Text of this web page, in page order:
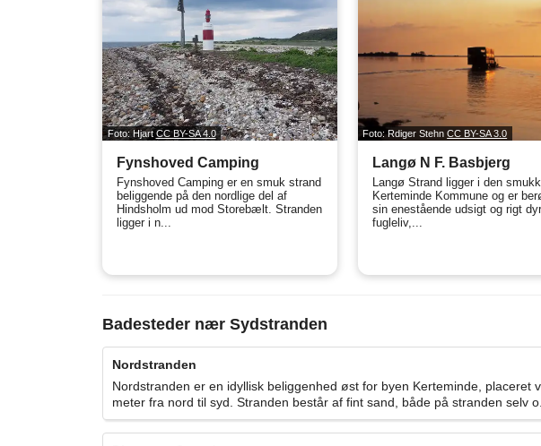
Foto: Hjart CC BY-SA 4.0
Fynshoved Camping
Fynshoved Camping er en smuk strand
beliggende på den nordlige del af
Hindsholm ud mod Storebælt. Stranden
ligger i n...
Foto: Rdiger StehnCC BY-SA 3.0
Langø N F. Basbjerg
Langø Strand ligger i den
Kerteminde Kommune og er
sin enestående udsigt og rigt
fugleliv,...
Badesteder nær Sydstranden
Nordstranden
Nordstranden er en idyllisk beliggenhed øst for byen Kerteminde,
meter fra nord til syd. Stranden består af fint sand, både på stranden selv